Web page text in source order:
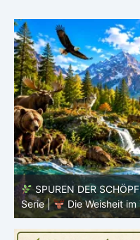
SPUREN DER
Serie |
Die Weisheit